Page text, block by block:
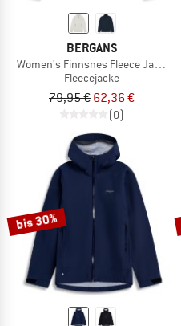
BERGANS
Women's Finnsnes Fleece Jacket
Fleecejacke
79,95 € 62,36 €
(0)
bis 30%